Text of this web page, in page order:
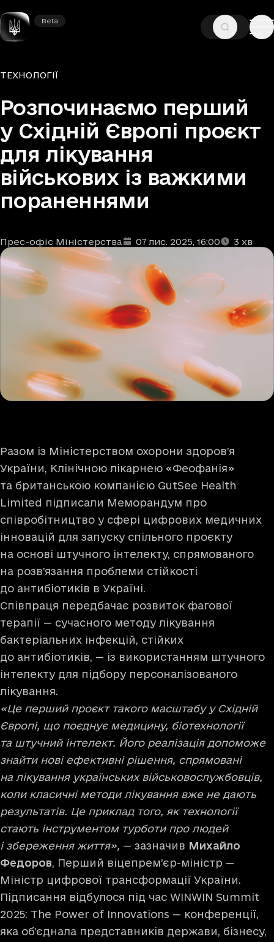
Beta
Beta
ГОЛОВНА —НОВИНИ
Рубрики
ТЕХНОЛОГІЇ
Розпочинаємо перший
у Східній Європі проєкт
для лікування
військових із важкими
пораненнями
Автори
Прес-офіс Міністерства
Дата та час публікації: 07 лис. 2025, 16:00
Час читання: 3 хв
Разом із Міністерством охорони здоров’я
України, Клінічною лікарнею «Феофанія»
та британською компанією GutSee Health
Limited підписали Меморандум про
співробітництво у сфері цифрових медичних
інновацій для запуску спільного проєкту
на основі штучного інтелекту, спрямованого
на розв’язання проблеми стійкості
до антибіотиків в Україні.
Співпраця передбачає розвиток фагової
терапії — сучасного методу лікування
бактеріальних інфекцій, стійких
до антибіотиків, — із використанням штучного
інтелекту для підбору персоналізованого
лікування.
«Це перший проєкт такого масштабу у Східній
Європі, що поєднує медицину, біотехнології
та штучний інтелект. Його реалізація допоможе
знайти нові ефективні рішення, спрямовані
на лікування українських військовослужбовців,
коли класичні методи лікування вже не дають
результатів. Це приклад того, як технології
стають інструментом турботи про людей
і збереження життя», — зазначив Михайло
Федоров, Перший віцепрем’єр-міністр —
Міністр цифрової трансформації України.
Підписання відбулося під час WINWIN Summit
2025: The Power of Innovations — конференції,
яка об’єднала представників держави, бізнесу,